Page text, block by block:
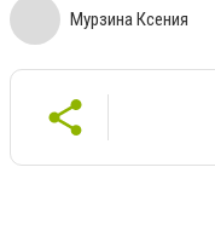
Мурзина Ксения